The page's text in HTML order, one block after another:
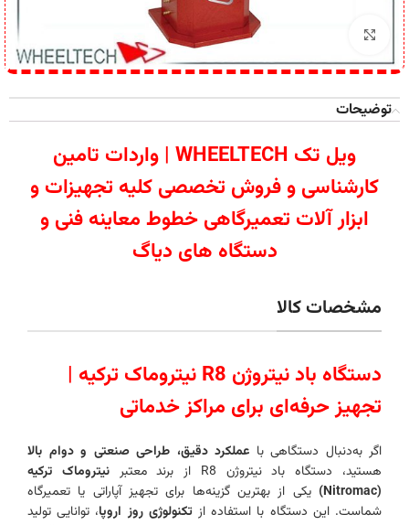
برای بزرگنمایی کلیک کنید
توضیحات
ویل تک WHEELTECH | واردات تامین
کارشناسی و فروش تخصصی کلیه تجهیزات و
ابزار آلات تعمیرگاهی خطوط معاینه فنی و
دستگاه های دیاگ
مشخصات کالا
دستگاه باد نیتروژن R8 نیتروماک ترکیه |
تجهیز حرفه‌ای برای مراکز خدماتی
اگر به‌دنبال دستگاهی با عملکرد دقیق، طراحی صنعتی و دوام بالا
هستید، دستگاه باد نیتروژن R8 از برند معتبر
نیتروماک ترکیه
(Nitromac)
یکی از بهترین گزینه‌ها برای تجهیز آپاراتی یا تعمیرگاه
شماست. این دستگاه با استفاده ازتکنولوژی روز اروپا، توانایی تولید